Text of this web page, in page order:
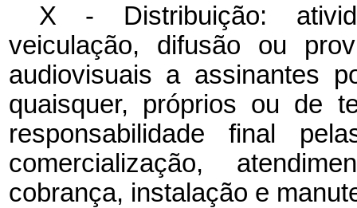
X - Distribuição:
veiculação, difusão ou
audiovisuais a assinantes
quaisquer, próprios ou de
responsabilidade final
comercialização,
cobrança, instalação e